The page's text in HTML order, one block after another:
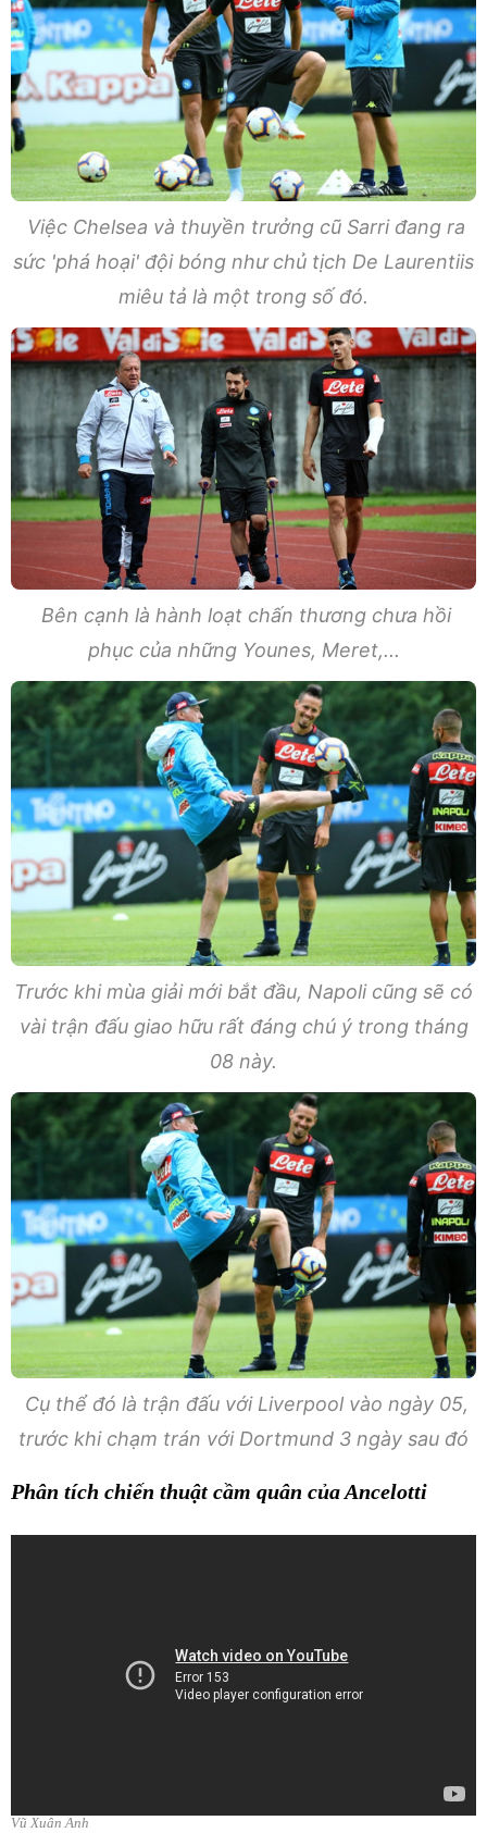
Việc Chelsea và thuyền trưởng cũ Sarri đang ra
sức 'phá hoại' đội bóng như chủ tịch De Laurentiis
miêu tả là một trong số đó.
Bên cạnh là hành loạt chấn thương chưa hồi
phục của những Younes, Meret,...
Trước khi mùa giải mới bắt đầu, Napoli cũng sẽ có
vài trận đấu giao hữu rất đáng chú ý trong tháng
08 này.
Cụ thể đó là trận đấu với Liverpool vào ngày 05,
trước khi chạm trán với Dortmund 3 ngày sau đó
Phân tích chiến thuật cầm quân của Ancelotti
Vũ Xuân Anh